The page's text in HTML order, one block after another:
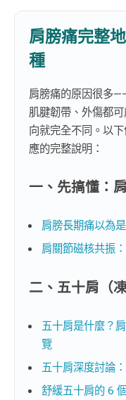
肩膀痛完整
種
肩膀痛的原因很多
肌腱韌帶、外傷都
向就完全不同。以
應的完整說明：
一、先搞懂：
肩膀長期痛以為
肩關節磁核共振
二、五十肩（
五十肩是什麼？
覽
五十肩深度討論
舒緩五十肩的 6